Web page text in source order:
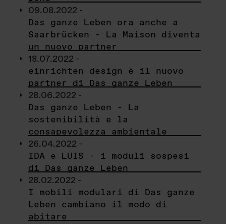
09.08.2022 -
Das ganze Leben ora anche a
Saarbrücken - La Maison diventa
un nuovo partner
18.07.2022 -
einrichten design è il nuovo
partner di Das ganze Leben
28.06.2022 -
Das ganze Leben - La
sostenibilità e la
consapevolezza ambientale
26.04.2022 -
IDA e LUIS - i moduli sospesi
di Das ganze Leben
28.02.2022 -
I mobili modulari di Das ganze
Leben cambiano il modo di
abitare